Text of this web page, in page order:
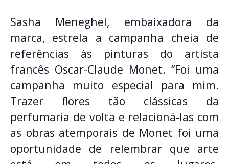
Sasha Meneghel, embaixadora da
marca, estrela a campanha cheia de
referências às pinturas do artista
francês Oscar-Claude Monet. “Foi uma
campanha muito especial para mim.
Trazer flores tão clássicas da
perfumaria de volta e relacioná-las com
as obras atemporais de Monet foi uma
oportunidade de relembrar que arte